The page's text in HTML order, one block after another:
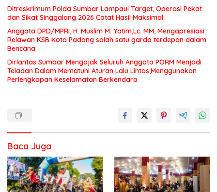
Ditreskrimum Polda Sumbar Lampaui Target, Operasi Pekat
dan Sikat Singgalang 2026 Catat Hasil Maksimal
Anggota DPD/MPRI, H. Muslim M. Yatim,Lc. MM, Mengapresiasi
Relawan KSB Kota Padang salah satu garda terdepan dalam
Bencana
Dirlantas Sumbar Mengajak Seluruh Anggota PORM Menjadi
Teladan Dalam Mematuhi Aturan Lalu Lintas,Menggunakan
Perlengkapan Keselamatan Berkendara
Baca Juga